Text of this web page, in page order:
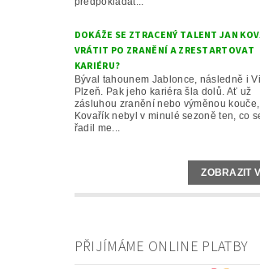
DOKÁŽE SE ZTRACENÝ TALENT JAN
VRÁTIT PO ZRANĚNÍ A ZRESTARTOVAT
KARIÉRU?
Býval tahounem Jablonce, následně i
Plzeň. Pak jeho kariéra šla dolů. Ať už
zásluhou zranění nebo výměnou
Kovařík nebyl v minulé sezoně ten, co
řadil me...
ZOBRAZIT
PŘIJÍMÁME ONLINE PLATBY